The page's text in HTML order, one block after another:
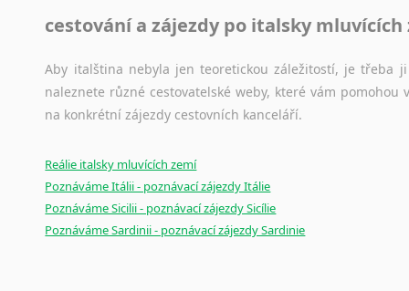
cestování a zájezdy po italsky mluvících
Aby italština nebyla jen teoretickou záležitostí, je třeba
naleznete různé cestovatelské weby, které vám
na konkrétní zájezdy cestovních kanceláří.
Reálie italsky mluvících zemí
Poznáváme Itálii - poznávací zájezdy Itálie
Poznáváme Sicilii - poznávací zájezdy Sicílie
Poznáváme Sardinii - poznávací zájezdy Sardinie